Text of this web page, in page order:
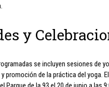
y
se incluyen sesiones de
promoción de la práctica del yoga.